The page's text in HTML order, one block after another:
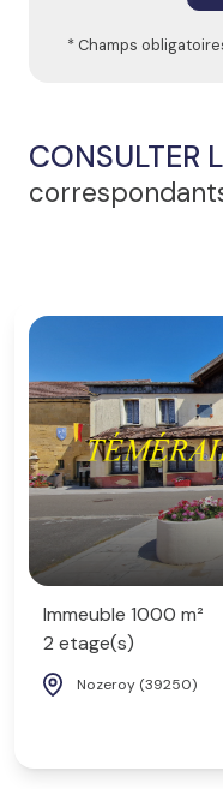
* Champs
CONSULTER
Immeuble 1000 m²
2 etage(s)
Nozeroy (39250)